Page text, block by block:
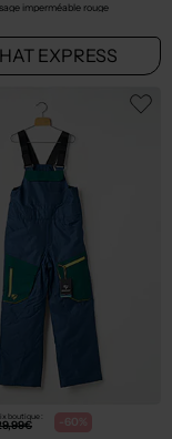
imperméable rouge
EXPRESS
boutique : -60%